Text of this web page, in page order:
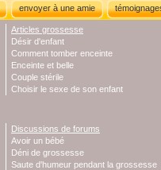
envoyer à une amie
Articles grossesse
Désir d'enfant
Comment tomber enceinte
Enceinte et belle
Couple stérile
Choisir le sexe de son enfant
Discussions de forums
Avoir un bébé
Déni de grossesse
Saute d'humeur pendant la grossesse